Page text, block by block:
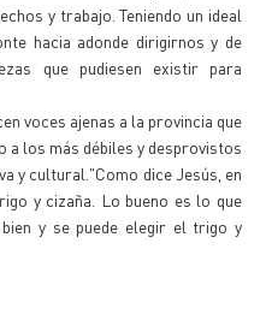
y trabajo. Teniendo un ideal
hacia adonde dirigirnos y de
que pudiesen existir para
voces ajenas a la provincia que
a los más débiles y desprovistos
y cultural."Como dice Jesús, en
y cizaña. Lo bueno es lo que
y se puede elegir el trigo y